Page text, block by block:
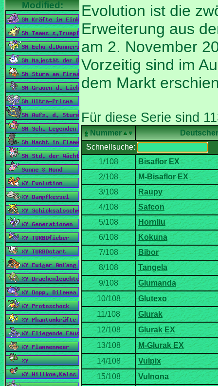
Erweiterung aus
am 2. November
Vorzeitig sind im
Nummer
Schnellsuche: